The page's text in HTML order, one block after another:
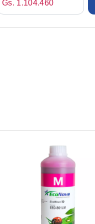
Gs. 1.104.460